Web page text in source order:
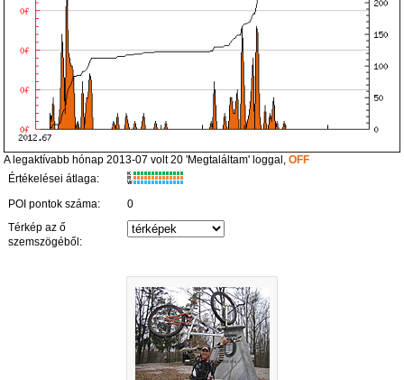
A legaktívabb hónap 2013-07 volt 20 'Megtaláltam' loggal,OFF
Értékelései átlaga:
K
R
W
POI pontok száma:
0
Térkép az ő
szemszögéből: